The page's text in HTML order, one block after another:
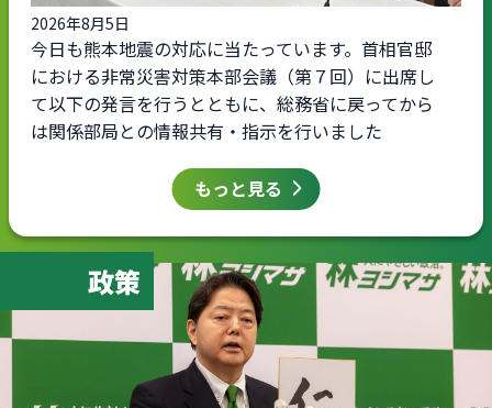
もっと見る
2026年8月5日
今日も熊本地震の対応に当たっています。首相官邸
における非常災害対策本部会議（第７回）に出席し
て以下の発言を行うとともに、総務省に戻ってから
は関係部局との情報共有・指示を行いました
政策